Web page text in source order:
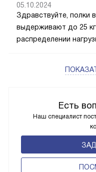
Есть
Наш специалист
05.10.2024
Здравствуйте, полки
выдерживают до 25
распределении